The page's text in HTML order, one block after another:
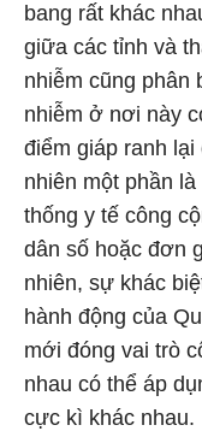
bang rất khác
giữa các tỉnh và
nhiễm cũng phân
nhiễm ở nơi này
điểm giáp ranh
nhiên một phần
thống y tế công
dân số hoặc đơn
nhiên, sự khác
hành động của
mới đóng vai trò
nhau có thể áp
cực kì khác nhau.